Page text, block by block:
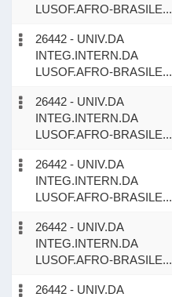
LUSOF.AFRO-BRASILE...
26442 - UNIV.DA
INTEG.INTERN.DA
LUSOF.AFRO-BRASILE...
26442 - UNIV.DA
INTEG.INTERN.DA
LUSOF.AFRO-BRASILE...
26442 - UNIV.DA
INTEG.INTERN.DA
LUSOF.AFRO-BRASILE...
26442 - UNIV.DA
INTEG.INTERN.DA
LUSOF.AFRO-BRASILE...
26442 - UNIV.DA